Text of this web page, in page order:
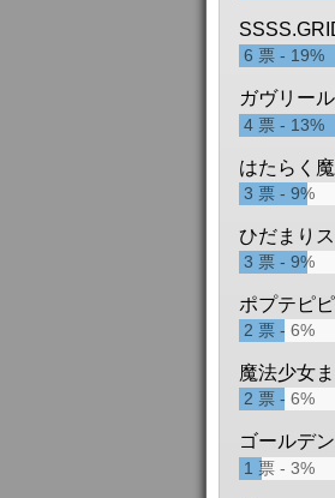
0票
0 票
0票
0 票
0 票
0票
0
6 票 19%
ガヴリー
4 票 13%
はたらく
3 票 9%
ひだまり
3 票 9%
ポプテピ
2 票 6%
魔法少女
2 票 6%
ゴールデ
1 票 3%